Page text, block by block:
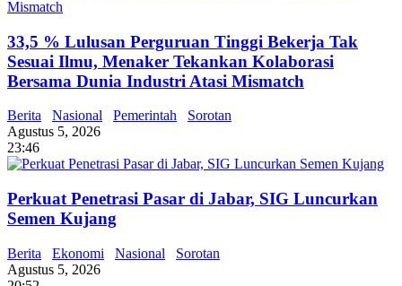
33,5 % Lulusan Perguruan Tinggi Bekerja Tak
Sesuai Ilmu, Menaker Tekankan Kolaborasi
Bersama Dunia Industri Atasi Mismatch
Berita Nasional Pemerintah
Sorotan
Agustus 5, 2026
23:46
Perkuat Penetrasi Pasar di Jabar, SIG Luncurkan
Semen Kujang
Berita Ekonomi Nasional
Sorotan
Agustus 5, 2026